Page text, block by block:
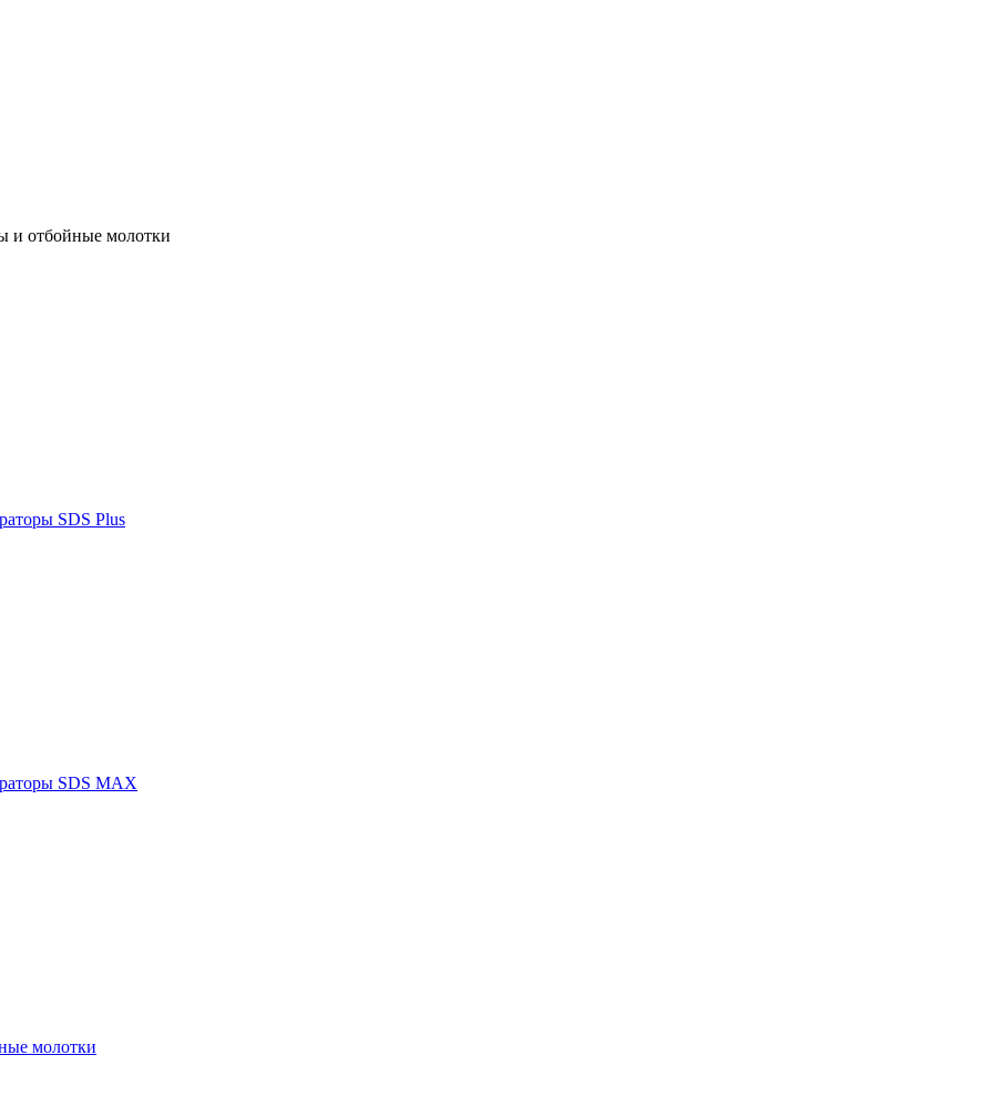
и отбойные молотки
SDS Plus
SDS MAX
молотки